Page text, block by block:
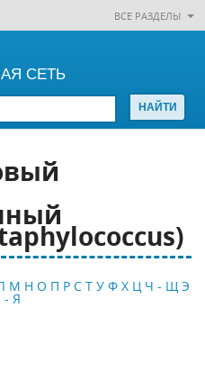
ВСЕ РАЗДЕЛЫ
СЕТЬ
М Н О П Р С Т У Ф Х Ц Ч - Щ Э
Я